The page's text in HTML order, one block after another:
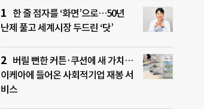
한 줄 점자를 ‘화면’으로…50년
난제 풀고 세계시장 두드린 ‘닷’
버릴 뻔한 커튼·쿠션에 새 가치…
이케아에 들어온 사회적기업 재봉 서
비스